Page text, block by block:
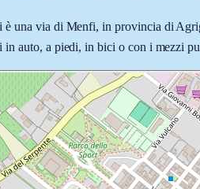
una via di Menfi, in provincia di
auto, a piedi, in bici o con i mezzi